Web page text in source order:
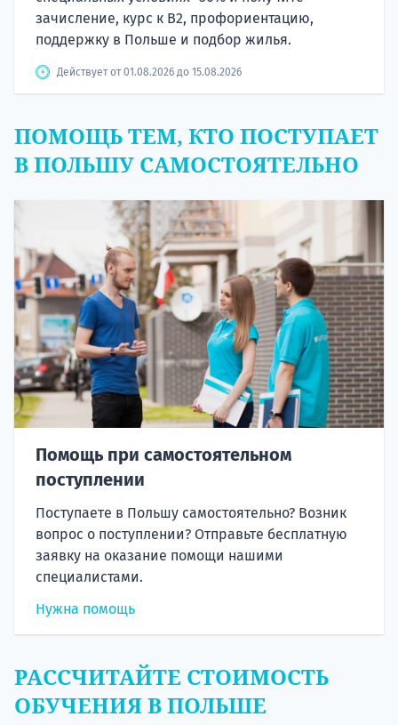
зачисление, курс к B2, профориентацию,
поддержку в Польше и подбор жилья.
Действует от 01.08.2026 до 15.08.2026
ПОМОЩЬ ТЕМ, КТО ПОСТУПАЕТ
В ПОЛЬШУ САМОСТОЯТЕЛЬНО
Помощь при самостоятельном
поступлении
Поступаете в Польшу самостоятельно? Возник
вопрос о поступлении? Отправьте бесплатную
заявку на оказание помощи нашими
специалистами.
Нужна помощь
РАССЧИТАЙТЕ СТОИМОСТЬ
ОБУЧЕНИЯ В ПОЛЬШЕ